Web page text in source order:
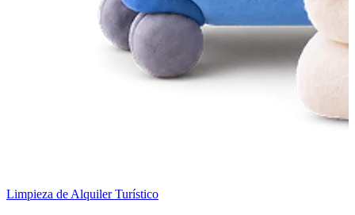
Limpieza de Alquiler Turístico